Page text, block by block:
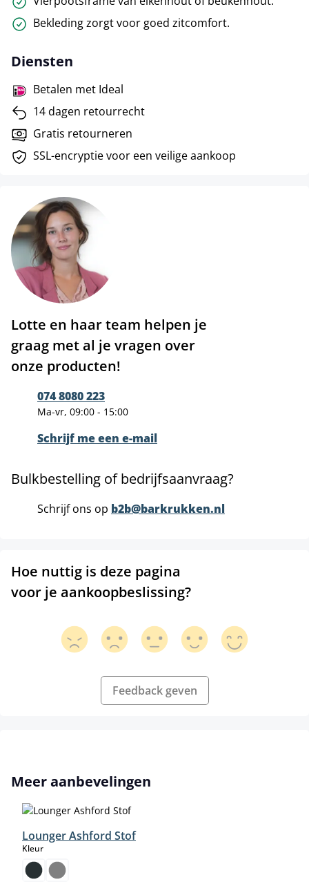
Bekleding zorgt voor goed zitcomfort.
Diensten
Betalen met Ideal
14 dagen retourrecht
Gratis retourneren
SSL-encryptie voor een veilige aankoop
Lotte en haar team helpen je
graag met al je vragen over
onze producten!
074 8080 223
Ma-vr, 09:00 - 15:00
Schrijf me een e-mail
Bulkbestelling of bedrijfsaanvraag?
Schrijf ons op b2b@barkrukken.nl
Hoe nuttig is deze pagina
voor je aankoopbeslissing?
Feedback geven
Productgalerij overslaan
Meer aanbevelingen
Lounger Ashford Stof
Kleurselect